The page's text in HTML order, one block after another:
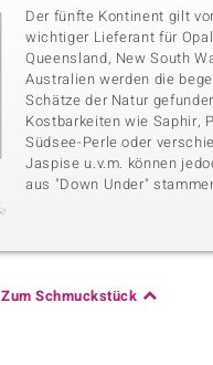
Der fünfte Kontinent gilt
wichtiger Lieferant für
Queensland, New South
Australien werden die
Schätze der Natur
Kostbarkeiten wie Saphir,
Südsee-Perle oder
Jaspise u.v.m. können
aus "Down Under"
Zum Schmuckstück